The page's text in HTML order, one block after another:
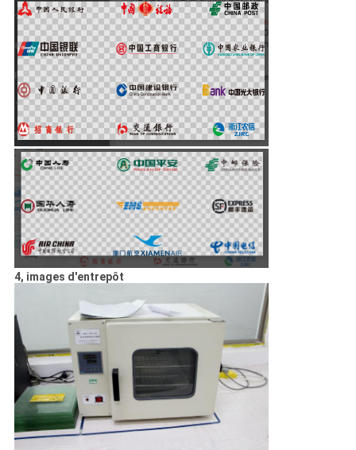
4, images d'entrepôt